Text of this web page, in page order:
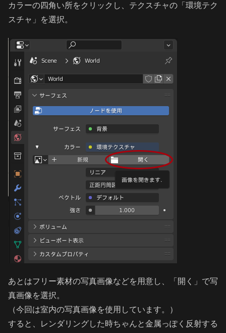
カラーの四角い所をクリックし、テクスチャの「環境テク
スチャ」を選択。
あとはフリー素材の写真画像などを用意し、「開く」で写
真画像を選択。
（今回は室内の写真画像を使用しています。）
すると、レンダリングした時ちゃんと金属っぽく反射する